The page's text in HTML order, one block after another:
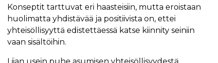
Konseptit tarttuvat eri haasteisiin, mutta eroistaan
huolimatta yhdistävää ja positiivista on, ettei
yhteisöllisyyttä edistettäessä katse kiinnity seiniin
vaan sisältöihin.